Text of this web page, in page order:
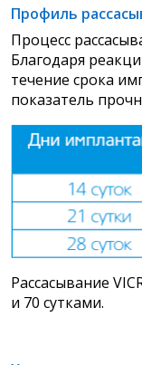
Профиль
Процесс
Благодаря
течение срока
показатель
Рассасывание
и 70 сутками.